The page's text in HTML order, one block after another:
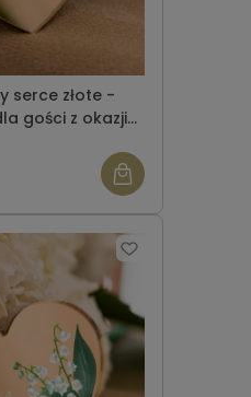
serce złote -
z okazji
11